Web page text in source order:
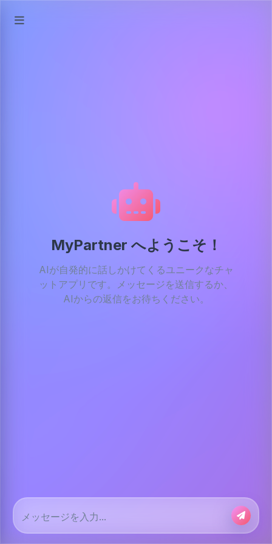
MyPartner へようこそ！
AIが自発的に話しかけてくるユニークなチャ
ットアプリです。メッセージを送信するか、
AIからの返信をお待ちください。